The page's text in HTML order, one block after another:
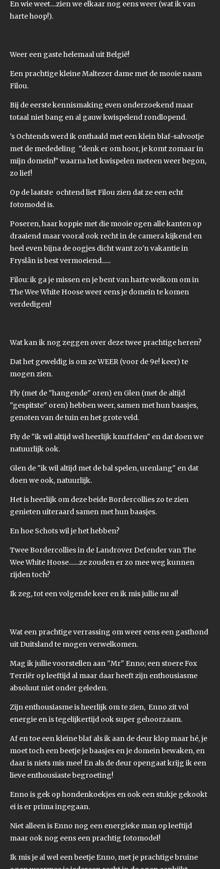
En wie weet....zien we elkaar nog eens weer (wat ik van
harte hoop!).
Weer een gaste helemaal uit België!
Een prachtige kleine Maltezer dame met de mooie naam
Filou.
Bij de eerste kennismaking even onderzoekend maar
totaal niet bang en al gauw kwispelend rondlopend.
's Ochtends werd ik onthaald met een klein blaf-salvootje
met de mededeling "denk er om hoor, je komt zomaar in
mijn domein!" waarna het kwispelen meteen weer begon,
zo lief!
Op de laatste ochtend liet Filou zien dat ze een echt
fotomodel is.
Poseren, haar koppie met die mooie ogen alle kanten op
draaiend maar vooral ook recht in de camera kijkend en
heel even bijna de oogjes dicht want zo'n vakantie in
Fryslân is best vermoeiend......
Filou: ik ga je missen en je bent van harte welkom om in
The Wee White Hoose weer eens je domein te komen
verdedigen!
Wat kan ik nog zeggen over deze twee prachtige heren?
Dat het geweldig is om ze WEER (voor de 9e! keer) te
mogen zien.
Fly (met de "hangende" oren) en Glen (met de altijd
"gespitste" oren) hebben weer, samen met hun baasjes,
genoten van de tuin en het grote veld.
Fly de "ik wil altijd wel heerlijk knuffelen" en dat doen we
natuurlijk ook.
Glen de "ik wil altijd met de bal spelen, urenlang" en dat
doen we ook, natuurlijk.
Het is heerlijk om deze beide Bordercollies zo te zien
genieten uiteraard samen met hun baasjes.
En hoe Schots wil je het hebben?
Twee Bordercollies in de Landrover Defender van The
Wee White Hoose.......ze zouden er zo mee weg kunnen
rijden toch?
Ik zeg, tot een volgende keer en ik mis jullie nu al!
Wat een prachtige verrassing om weer eens een gasthond
uit Duitsland te mogen verwelkomen.
Mag ik jullie voorstellen aan "Mr" Enno; een stoere Fox
Terriër op leeftijd al maar daar heeft zijn enthousiasme
absoluut niet onder geleden.
Zijn enthousiasme is heerlijk om te zien, Enno zit vol
energie en is tegelijkertijd ook super gehoorzaam.
Af en toe een kleine blaf als ik aan de deur klop maar hé, je
moet toch een beetje je baasjes en je domein bewaken, en
daar is niets mis mee! En als de deur opengaat krijg ik een
lieve enthousiaste begroeting!
Enno is gek op hondenkoekjes en ook een stukje gekookt
ei is er prima ingegaan.
Niet alleen is Enno nog een energieke man op leeftijd
maar ook nog eens een prachtig fotomodel!
Ik mis je al wel een beetje Enno, met je prachtige bruine